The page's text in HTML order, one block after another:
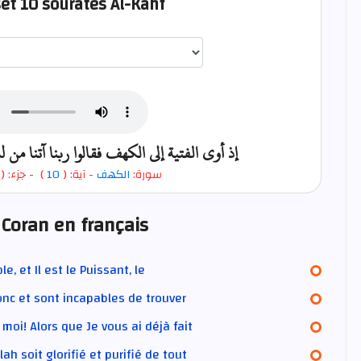
إذ أوى الفتية إلى الكهف فقالوا ربنا آتنا
سورة:الكهف- آية: (10
) - جزء:
en français
et Il est le Puissant, le
et sont incapables de trouver
Alors que Je vous ai déjà fait
soit glorifié et purifié de tout